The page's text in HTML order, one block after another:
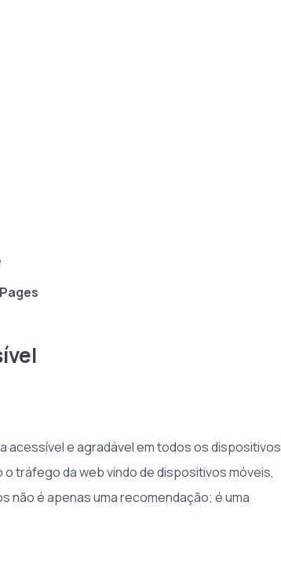
acessível e agradável em todos os dispositivos
tráfego da web vindo de dispositivos móveis,
não é apenas uma recomendação; é uma